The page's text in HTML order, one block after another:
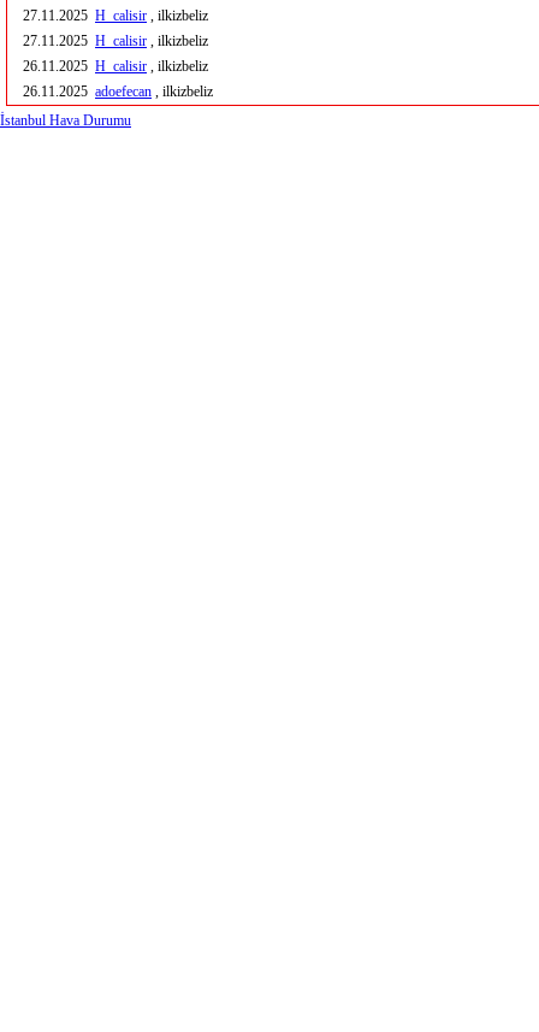
27.11.2025 H_calisir , ilkizbeliz
27.11.2025 H_calisir , ilkizbeliz
26.11.2025 H_calisir , ilkizbeliz
26.11.2025 adoefecan , ilkizbeliz
İstanbul Hava Durumu